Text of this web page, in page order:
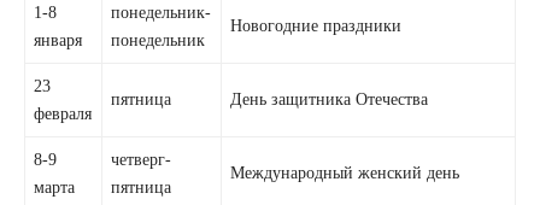
1-8
января
понедельник-
понедельник
Новогодние праздники
23
февраля
пятница День защитника Отечества
8-9
марта
четверг-
пятница
Международный женский день